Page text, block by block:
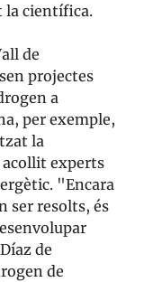
la científica.
de
projectes
a
per exemple,
la
experts
"Encara
ser resolts, és
de
de